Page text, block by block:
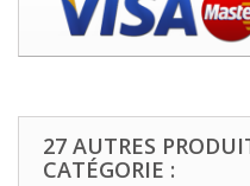
27 AUTRES
CATÉGORIE :